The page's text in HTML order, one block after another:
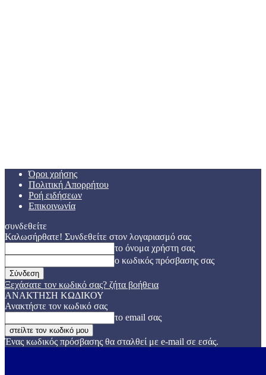
Όροι χρήσης
Πολιτική Απορρήτου
Ροή ειδήσεων
Επικοινωνία
συνδεθείτε
Καλωσήρθατε! Συνδεθείτε στον λογαριασμό σας
το όνομα χρήστη σας
ο κωδικός πρόσβασης σας
Ξεχάσατε τον κωδικό σας? ζήτα βοήθεια
ΑΝΑΚΤΗΣΗ ΚΩΔΙΚΟΥ
Ανακτήστε τον κωδικό σας
το email σας
Ένας κωδικός πρόσβασης θα σταλθεί με e-mail σε εσάς.